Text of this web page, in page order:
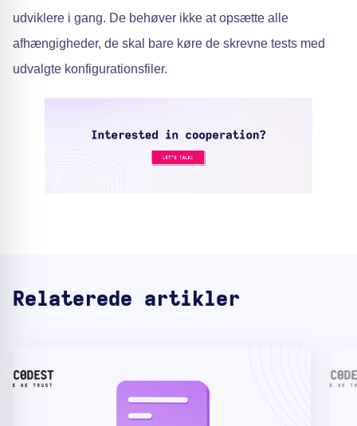
udviklere i gang. De behøver ikke at opsætte alle
afhængigheder, de skal bare køre de skrevne tests med
udvalgte konfigurationsfiler.
Relaterede artikler